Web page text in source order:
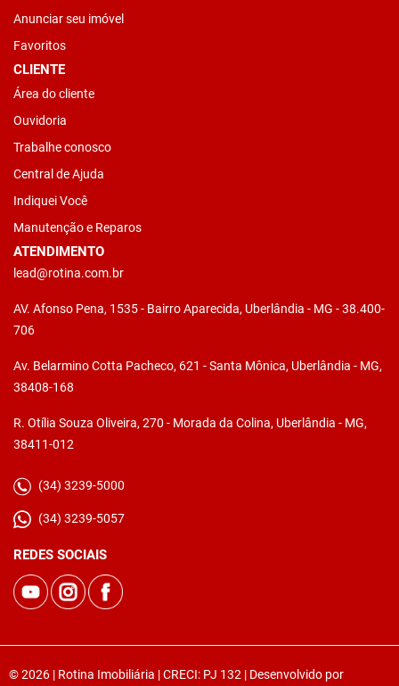
Anunciar seu imóvel
Favoritos
CLIENTE
Área do cliente
Ouvidoria
Trabalhe conosco
Central de Ajuda
Indiquei Você
Manutenção e Reparos
ATENDIMENTO
lead@rotina.com.br
AV. Afonso Pena, 1535 - Bairro Aparecida, Uberlândia - MG - 38.400-
706
Av. Belarmino Cotta Pacheco, 621 - Santa Mônica, Uberlândia - MG,
38408-168
R. Otília Souza Oliveira, 270 - Morada da Colina, Uberlândia - MG,
38411-012
(34) 3239-5000
(34) 3239-5057
REDES SOCIAIS
© 2026 | Rotina Imobiliária | CRECI: PJ 132 | Desenvolvido por